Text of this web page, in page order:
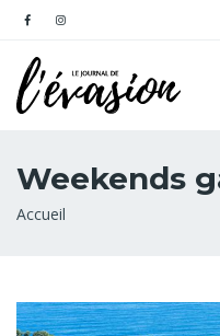
Weekends
Fil
Accueil